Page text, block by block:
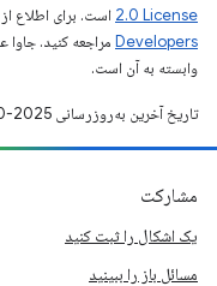
2.0 License است. برای اطلاع
Developers‏
وابسته به آن است.
تاریخ آخرین به‌روزرسانی 2025-10-08 به‌وقت ساعت هماهنگ جهانی.
مشارکت
یک اشکال را ثبت کنید
مسائل باز را ببینید